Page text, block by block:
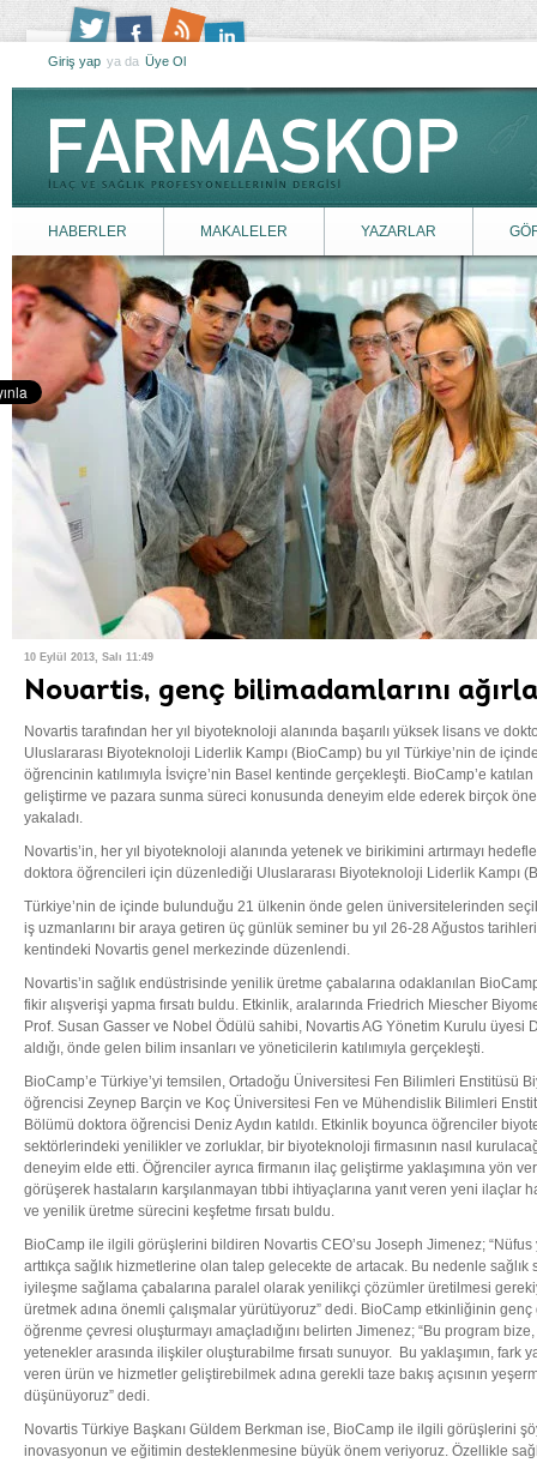
Giriş yap ya da Üye Ol
HABERLER MAKALELER YAZARLAR
10 Eylül 2013, Salı 11:49
Novartis, genç bilimadamlarını
Novartis tarafından her yıl biyoteknoloji alanında başarılı yüksek lisans ve
Uluslararası Biyoteknoloji Liderlik Kampı (BioCamp) bu yıl Türkiye’nin de
öğrencinin katılımıyla İsviçre’nin Basel kentinde gerçekleşti. BioCamp’e
geliştirme ve pazara sunma süreci konusunda deneyim elde ederek birçok
yakaladı.
Novartis’in, her yıl biyoteknoloji alanında yetenek ve birikimini artırmayı
doktora öğrencileri için düzenlediği Uluslararası Biyoteknoloji Liderlik Kampı
Türkiye’nin de içinde bulunduğu 21 ülkenin önde gelen üniversitelerinden
iş uzmanlarını bir araya getiren üç günlük seminer bu yıl 26-28 Ağustos
kentindeki Novartis genel merkezinde düzenlendi.
Novartis’in sağlık endüstrisinde yenilik üretme çabalarına odaklanılan
fikir alışverişi yapma fırsatı buldu. Etkinlik, aralarında Friedrich Miescher
Prof. Susan Gasser ve Nobel Ödülü sahibi, Novartis AG Yönetim Kurulu üyesi
aldığı, önde gelen bilim insanları ve yöneticilerin katılımıyla gerçekleşti.
BioCamp’e Türkiye’yi temsilen, Ortadoğu Üniversitesi Fen Bilimleri Enstitüsü
öğrencisi Zeynep Barçin ve Koç Üniversitesi Fen ve Mühendislik Bilimleri
Bölümü doktora öğrencisi Deniz Aydın katıldı. Etkinlik boyunca öğrenciler
sektörlerindeki yenilikler ve zorluklar, bir biyoteknoloji firmasının nasıl
deneyim elde etti. Öğrenciler ayrıca firmanın ilaç geliştirme yaklaşımına yön
görüşerek hastaların karşılanmayan tıbbi ihtiyaçlarına yanıt veren yeni ilaçlar
ve yenilik üretme sürecini keşfetme fırsatı buldu.
BioCamp ile ilgili görüşlerini bildiren Novartis CEO’su Joseph Jimenez; “Nüfus
arttıkça sağlık hizmetlerine olan talep gelecekte de artacak. Bu nedenle sağlık
iyileşme sağlama çabalarına paralel olarak yenilikçi çözümler üretilmesi
üretmek adına önemli çalışmalar yürütüyoruz” dedi. BioCamp etkinliğinin
öğrenme çevresi oluşturmayı amaçladığını belirten Jimenez; “Bu program
yetenekler arasında ilişkiler oluşturabilme fırsatı sunuyor. Bu yaklaşımın, fark
veren ürün ve hizmetler geliştirebilmek adına gerekli taze bakış açısının
düşünüyoruz” dedi.
Novartis Türkiye Başkanı Güldem Berkman ise, BioCamp ile ilgili görüşlerini
inovasyonun ve eğitimin desteklenmesine büyük önem veriyoruz. Özellikle